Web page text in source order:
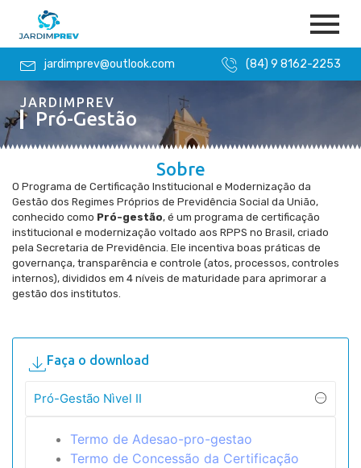
jardimprev@outlook.com (84) 9 8162-2253
JARDIMPREV
Pró-Gestão
Sobre
O Programa de Certificação Institucional e Modernização da
Gestão dos Regimes Próprios de Previdência Social da União,
conhecido como Pró-gestão, é um programa de certificação
institucional e modernização voltado aos RPPS no Brasil, criado
pela Secretaria de Previdência. Ele incentiva boas práticas de
governança, transparência e controle (atos, processos, controles
internos), divididos em 4 níveis de maturidade para aprimorar a
gestão dos institutos.
Faça o download
Pró-Gestão Nìvel II
Termo de Adesao-pro-gestao
Termo de Concessão da Certificação